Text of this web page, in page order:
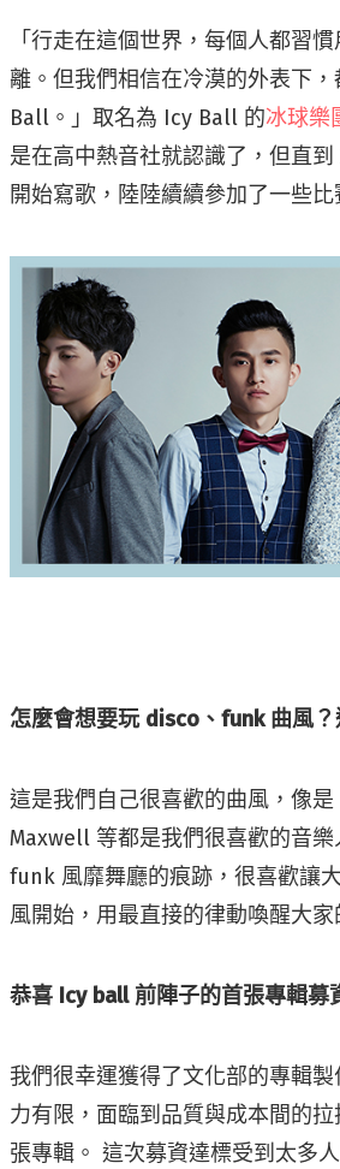
「行走在這個世界，每個人都習
離。但我們相信在冷漠的外表下
Ball。」取名為 Icy Ball 的冰球樂
是在高中熱音社就認識了，但直
開始寫歌，陸陸續續參加了一些
怎麼會想要玩 disco、funk 曲風
這是我們自己很喜歡的曲風，像
Maxwell 等都是我們很喜歡的音
funk 風靡舞廳的痕跡，很喜歡讓
風開始，用最直接的律動喚醒大家
恭喜 Icy ball 前陣子的首張專輯募
我們很幸運獲得了文化部的專輯
力有限，面臨到品質與成本間的
張專輯。 這次募資達標受到太多